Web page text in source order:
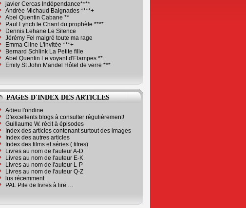
javier Cercas Indépendance****
Andrée Michaud Baignades ****+
Abel Quentin Cabane **
Paul Lynch le Chant du prophète ****
Dennis Lehane Le Silence
Jérémy Fel malgré toute ma rage
Emma Cline L'Invitée ***+
Bernard Schlink La Petite fille
Abel Quentin Le voyant d'Etampes **
Emily St John Mandel Hôtel de verre ***
PAGES D'INDEX DES ARTICLES
Adieu l'ondine
D'excellents blogs à consulter régulièrement!
Guillaume W. récit à épisodes
Index des articles contenant surtout des images
Index des autres articles
Index des films et séries ( titres)
Livres au nom de l'auteur A-D
Livres au nom de l'auteur E-K
Livres au nom de l'auteur L-P
Livres au nom de l'auteur Q-Z
lus récemment
PAL Pile de livres à lire …